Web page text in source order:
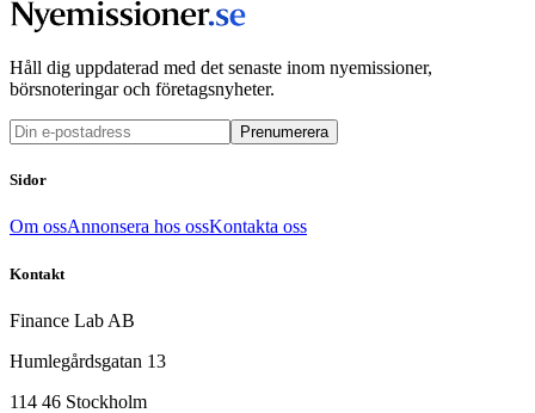
Håll dig uppdaterad med det senaste inom nyemissioner,
börsnoteringar och företagsnyheter.
Prenumerera
Sidor
Om ossAnnonsera hos ossKontakta oss
Kontakt
Finance Lab AB
Humlegårdsgatan 13
114 46 Stockholm